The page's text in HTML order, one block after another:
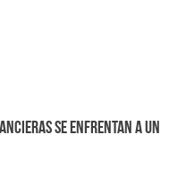
se enfrentan a un